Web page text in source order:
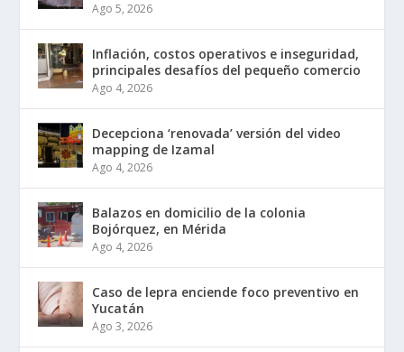
Ago 5, 2026
Inflación, costos operativos e inseguridad,
principales desafíos del pequeño comercio
Ago 4, 2026
Decepciona ‘renovada’ versión del video
mapping de Izamal
Ago 4, 2026
Balazos en domicilio de la colonia
Bojórquez, en Mérida
Ago 4, 2026
Caso de lepra enciende foco preventivo en
Yucatán
Ago 3, 2026